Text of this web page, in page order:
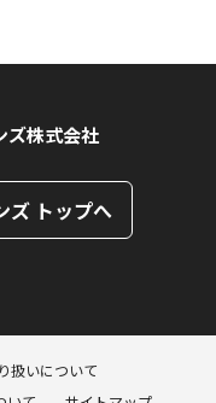
ズ株式会社
ズ トップへ
扱いについて